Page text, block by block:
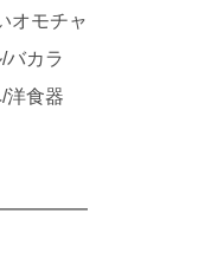
オモチャ
バカラ
洋食器